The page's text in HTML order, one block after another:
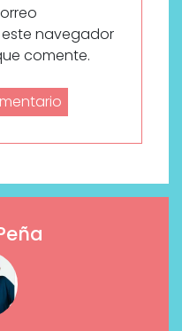
navegador
comente.